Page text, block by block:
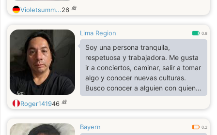
Violetsumm...26 歳
Lima Region 0.8
Soy una persona tranquila,
respetuosa y trabajadora. Me gusta
ir a conciertos, caminar, salir a tomar
algo y conocer nuevas culturas.
Busco conocer a alguien con quien
compartir buenos momentos y una
conexión genuina.
Roger141946 歳
Bayern 0.2